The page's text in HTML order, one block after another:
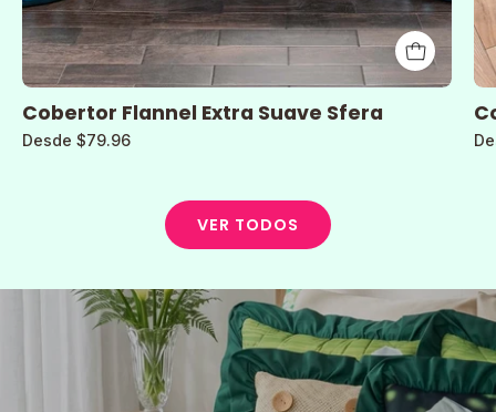
Cobertor Flannel Extra Suave Sfera
Desde $79.96
VER TODOS